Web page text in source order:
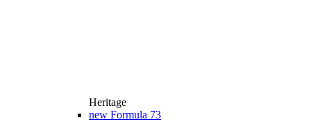
Heritage
new Formula 73